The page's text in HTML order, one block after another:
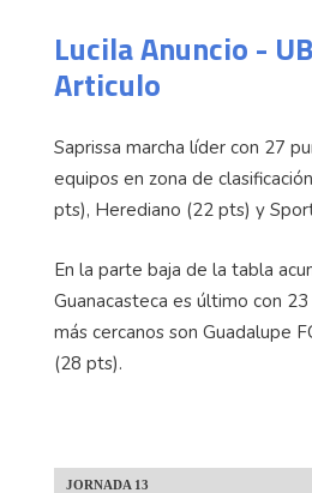
Lucila Anuncio -
Articulo
Saprissa marcha líder con 27
equipos en zona de
pts), Herediano (22 pts) y
En la parte baja de la tabla
Guanacasteca es último con
más cercanos son Guadalupe
(28 pts).
JORNADA 13